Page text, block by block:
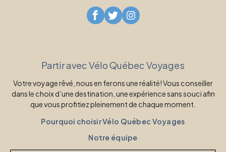
Partir avec Vélo Québec Voyages
Votre voyage rêvé, nous en ferons une réalité! Vous conseiller
dans le choix d’une destination, une expérience sans souci afin
que vous profitiez pleinement de chaque moment.
Pourquoi choisir Vélo Québec Voyages
Notre équipe